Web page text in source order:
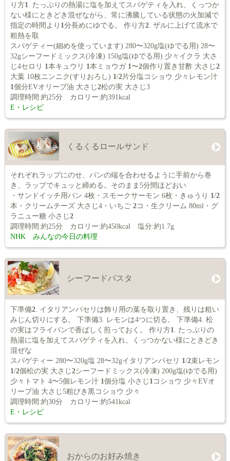
り方1
. たっぷりの熱湯に塩を加えてスパゲティを入れ、くっつか
ない様にときどき混ぜながら、常に沸騰している状態の火加減で
指定の時間より 1 分長めにゆでる。 作り方2. ザルに上げて流水で
粗熱を取
スパゲティー(細めを使っています) 280〜320g塩(ゆでる用) 28〜
32gシーフードミックス(冷凍) 150g塩(ゆでる用) 少々イクラ 大さ
じ4セロリ 1 本キュウリ 1 本ミョウガ 1 〜2個作り置き甘酢 大さじ2
大葉 10枚ニンニク(すりおろし) 1 /2片分塩コショウ 少々レモン汁
1 個分EVオリーブ油 大さじ2松の実 大さじ3
調理時間:約25分 カロリー:約391kcal
E・レシピ
くるくるロールサンド
それぞれラップにのせ、パンの端を合わせるように手前から巻
き、ラップでキュッと締める。そのまま5分間ほどおい
・サンドイッチ用パン 4枚・スモークサーモン 6枚・きゅうり 1 /2
本・クリームチーズ 大さじ4・いちご 2コ・生クリーム 80ml・グ
ラニュー糖 小さじ2
調理時間:約25分 カロリー:約450kcal 塩分:約1.7g
NHK みんなの今日の料理
シーフードパスタ
下準備2. イタリアンパセリは飾り用の葉を取り置き、残りは粗い
みじん切りにする。 下準備3. レモンは4つに切る。 下準備4. 松
の実はフライパンで香ばしく煎っておく。 作り方1
. たっぷりの
熱湯に塩を加えてスパゲティを入れ、くっつかない様にときどき
混ぜな
スパゲティー 280〜320g塩 28〜32gイタリアンパセリ 1 /2束レモン
1 /2個松の実 大さじ2シーフードミックス(冷凍) 200g塩(ゆでる用)
少々トマト 4〜5個レモン汁 1 個分塩 小さじ 1 コショウ 少々EVオ
リーブ油 大さじ5粗びき黒コショウ 少々
調理時間:約30分 カロリー:約541kcal
E・レシピ
おからのお好み焼き